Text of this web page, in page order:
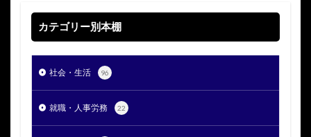
カテゴリー別本棚
社会・生活 96
就職・人事労務 22